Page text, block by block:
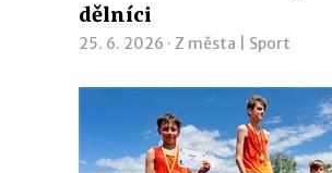
dělníci
25. 6. 2026 · Z města Sport